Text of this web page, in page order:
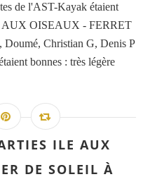
de l'AST-Kayak étaient
AUX OISEAUX - FERRET
Christian G, Denis P
bonnes : très légère
ILE AUX
DE SOLEIL À